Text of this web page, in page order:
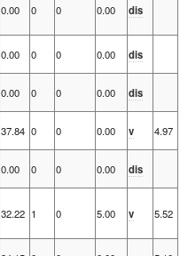
0.00 0 0 0.00 dis
0.00 0 0 0.00
dis
0.00 0 0 0.00
dis
37.84 0 0 0.00 v
4.97
0.00 0 0 0.00
dis
32.22 1 0 5.00 v 5.52